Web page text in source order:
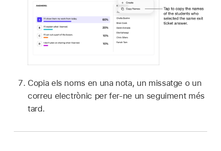
Copia els noms en una nota, un missatge o un
correu electrònic per fer-ne un seguiment més
tard.